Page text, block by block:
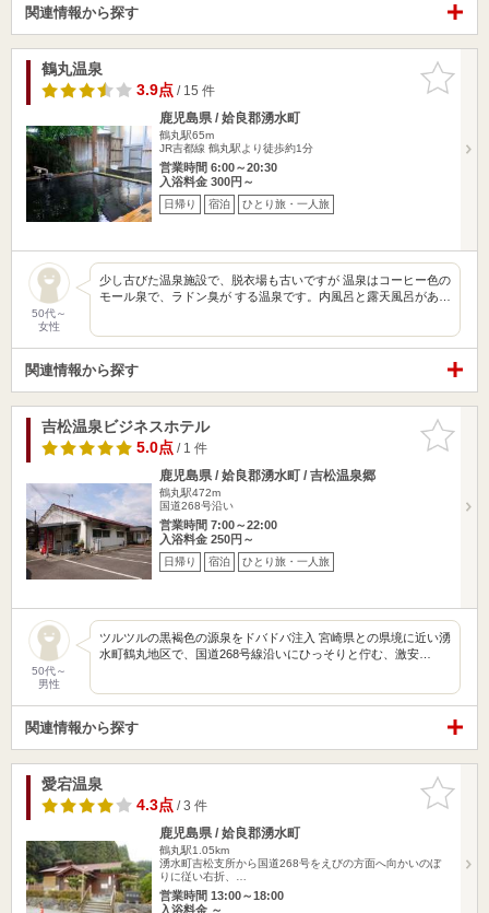
関連情報から探す
お気に入
りに追加
鶴丸温泉
3.9点/ 15 件
鹿児島県 / 姶良郡湧水町
鶴丸駅65m
JR吉都線 鶴丸駅より徒歩約1分
営業時間 6:00～20:30
入浴料金 300円～
日帰り 宿泊 ひとり旅・一人旅
50代～
女性
少し古びた温泉施設で、脱衣場も古いですが 温泉はコーヒー色の
モール泉で、ラドン臭が する温泉です。内風呂と露天風呂があ…
関連情報から探す
お気に入
りに追加
吉松温泉ビジネスホテル
5.0点/ 1 件
鹿児島県 / 姶良郡湧水町 / 吉松温泉郷
鶴丸駅472m
国道268号沿い
営業時間 7:00～22:00
入浴料金 250円～
日帰り 宿泊 ひとり旅・一人旅
50代～
男性
ツルツルの黒褐色の源泉をドバドバ注入 宮崎県との県境に近い湧
水町鶴丸地区で、国道268号線沿いにひっそりと佇む、激安…
関連情報から探す
お気に入
りに追加
愛宕温泉
4.3点/ 3 件
鹿児島県 / 姶良郡湧水町
鶴丸駅1.05km
湧水町吉松支所から国道268号をえびの方面へ向かいのぼ
りに従い右折、…
営業時間 13:00～18:00
入浴料金 ～